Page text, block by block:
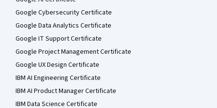
Google Cybersecurity Certificate
Google Data Analytics Certificate
Google IT Support Certificate
Google Project Management Certificate
Google UX Design Certificate
IBM AI Engineering Certificate
IBM AI Product Manager Certificate
IBM Data Science Certificate